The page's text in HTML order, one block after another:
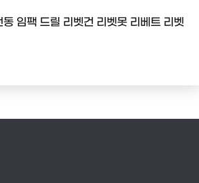
임팩 드릴 리벳건 리벳못 리베트 리벳